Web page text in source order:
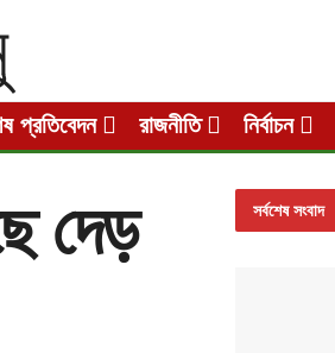
প্রতিবেদন রাজনীতি নির্বাচন
দেড়
সর্বশেষ সংবাদ